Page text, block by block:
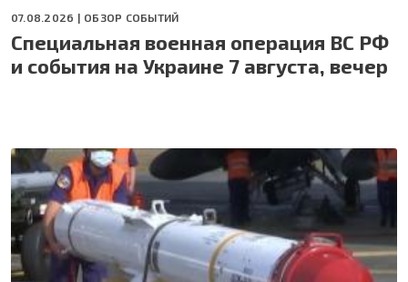
07.08.2026 | ОБЗОР СОБЫТИЙ
Специальная военная операция ВС РФ
и события на Украине 7 августа, вечер